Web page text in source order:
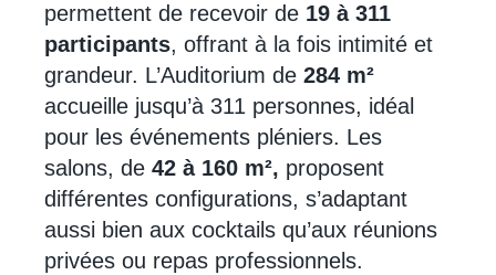
permettent de recevoir de 19 à 311
participants, offrant à la fois intimité et
grandeur. L’Auditorium de 284 m²
accueille jusqu’à 311 personnes, idéal
pour les événements pléniers. Les
salons, de 42 à 160 m², proposent
différentes configurations, s’adaptant
aussi bien aux cocktails qu’aux réunions
privées ou repas professionnels.